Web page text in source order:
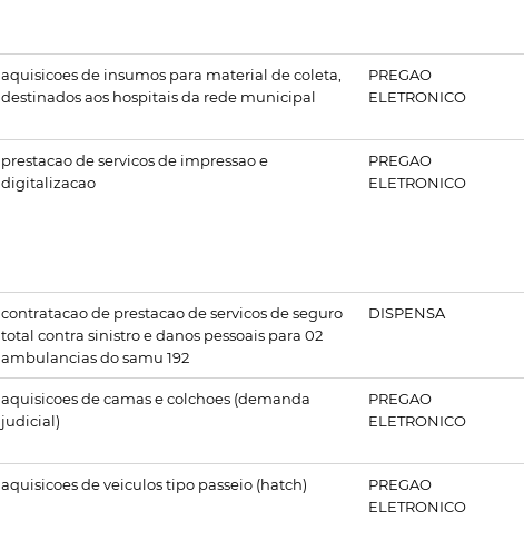
aquisicoes de insumos para material de coleta,
destinados aos hospitais da rede municipal
PREGAO
ELETRONICO
prestacao de servicos de impressao e
digitalizacao
PREGAO
ELETRONICO
contratacao de prestacao de servicos de seguro
total contra sinistro e danos pessoais para 02
ambulancias do samu 192
DISPENSA
aquisicoes de camas e colchoes (demanda
judicial)
PREGAO
ELETRONICO
aquisicoes de veiculos tipo passeio (hatch)
PREGAO
ELETRONICO